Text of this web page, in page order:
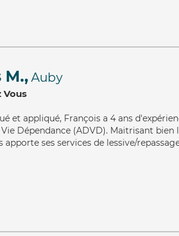
M., Auby
Vous
et appliqué, François a 4 ans
Dépendance (ADVD). Maitrisant bien
apporte ses services de lessive/